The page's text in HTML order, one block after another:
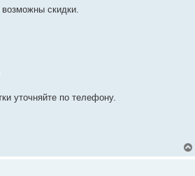
скидки.
уточняйте по телефону.